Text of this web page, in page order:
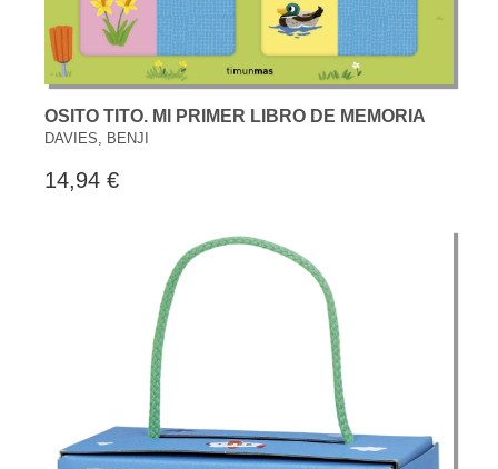
OSITO TITO. MI PRIMER LIBRO DE MEMORIA
DAVIES, BENJI
14,94 €